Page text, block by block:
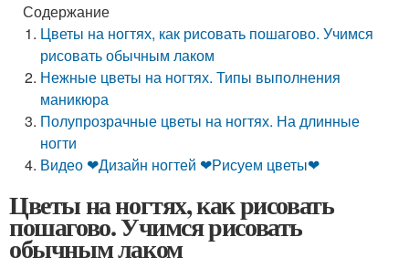
Содержание
Цветы на ногтях, как рисовать пошагово. Учимся
рисовать обычным лаком
Нежные цветы на ногтях. Типы выполнения
маникюра
Полупрозрачные цветы на ногтях. На длинные
ногти
Видео ❤Дизайн ногтей ❤Рисуем цветы❤
Цветы на ногтях, как рисовать
пошагово. Учимся рисовать
обычным лаком